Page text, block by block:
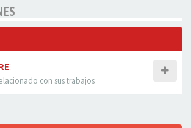
con sus trabajos